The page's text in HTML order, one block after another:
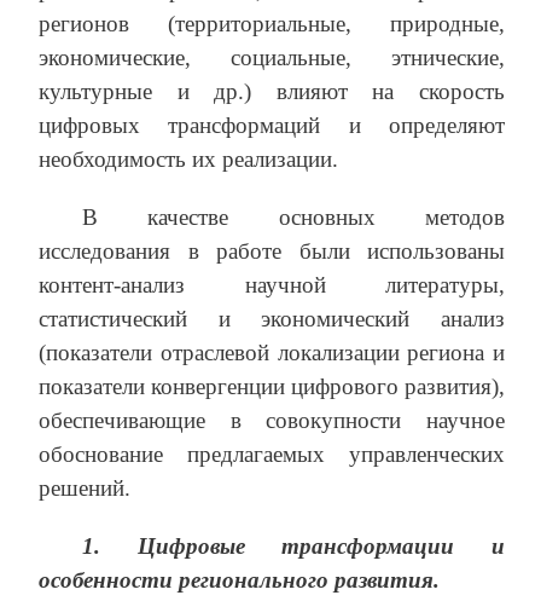
регионов (территориальные, природные,
экономические, социальные, этнические,
культурные и др.) влияют на скорость
цифровых трансформаций и определяют
необходимость их реализации.
В качестве основных методов
исследования в работе были использованы
контент-анализ научной литературы,
статистический и экономический анализ
(показатели отраслевой локализации региона и
показатели конвергенции цифрового развития),
обеспечивающие в совокупности научное
обоснование предлагаемых управленческих
решений.
1. Цифровые трансформации и
особенности регионального развития.